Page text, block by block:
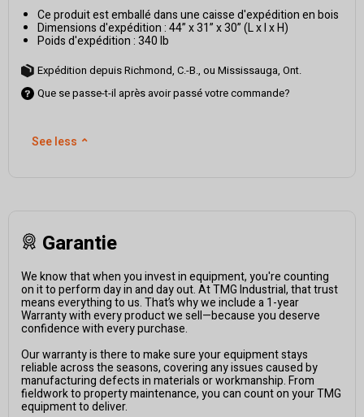
Ce produit est emballé dans une caisse d'expédition en bois
Dimensions d'expédition : 44” x 31” x 30” (L x l x H)
Poids d'expédition : 340 lb
Expédition depuis Richmond, C.-B., ou Mississauga, Ont.
Que se passe-t-il après avoir passé votre commande?
See less ⌃
Garantie
We know that when you invest in equipment, you're counting
on it to perform day in and day out. At TMG Industrial, that trust
means everything to us. That’s why we include a 1-year
Warranty with every product we sell—because you deserve
confidence with every purchase.
Our warranty is there to make sure your equipment stays
reliable across the seasons, covering any issues caused by
manufacturing defects in materials or workmanship. From
fieldwork to property maintenance, you can count on your TMG
equipment to deliver.